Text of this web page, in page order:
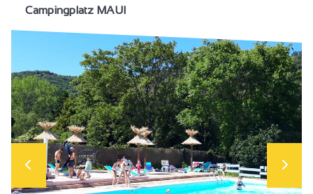
Campingplatz MAUI